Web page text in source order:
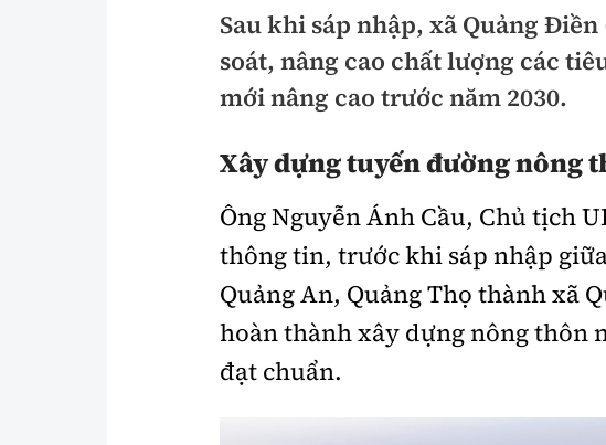
An ninh hình sự
Giao thông 24h
ATGT địa phương
Lái xe an toàn
Chung tay vì ATGT
Gương sáng giao thông
Chất lượng sống
Sau khi sáp nhập, xã Quảng
soát, nâng cao chất lượng các
mới nâng cao trước năm 2030.
Xây dựng tuyến đường nông
Ông Nguyễn Ánh Cầu, Chủ tịch
thông tin, trước khi sáp nhập
Quảng An, Quảng Thọ thành xã
hoàn thành xây dựng nông thôn
đạt chuẩn.